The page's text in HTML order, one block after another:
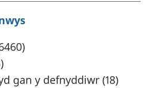
gan y defnyddiwr (18)